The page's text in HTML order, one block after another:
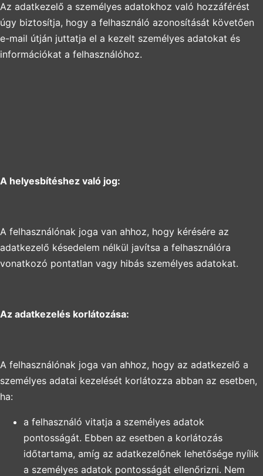
Az adatkezelő a személyes adatokhoz való hozzáférést
úgy biztosítja, hogy a felhasználó azonosítását követően
e-mail útján juttatja el a kezelt személyes adatokat és
információkat a felhasználóhoz.
A helyesbítéshez való jog:
A felhasználónak joga van ahhoz, hogy kérésére az
adatkezelő késedelem nélkül javítsa a felhasználóra
vonatkozó pontatlan vagy hibás személyes adatokat.
Az adatkezelés korlátozása:
A felhasználónak joga van ahhoz, hogy az adatkezelő a
személyes adatai kezelését korlátozza abban az esetben,
ha:
a felhasználó vitatja a személyes adatok
pontosságát. Ebben az esetben a korlátozás
időtartama, amíg az adatkezelőnek lehetősége nyílik
a személyes adatok pontosságát ellenőrizni. Nem